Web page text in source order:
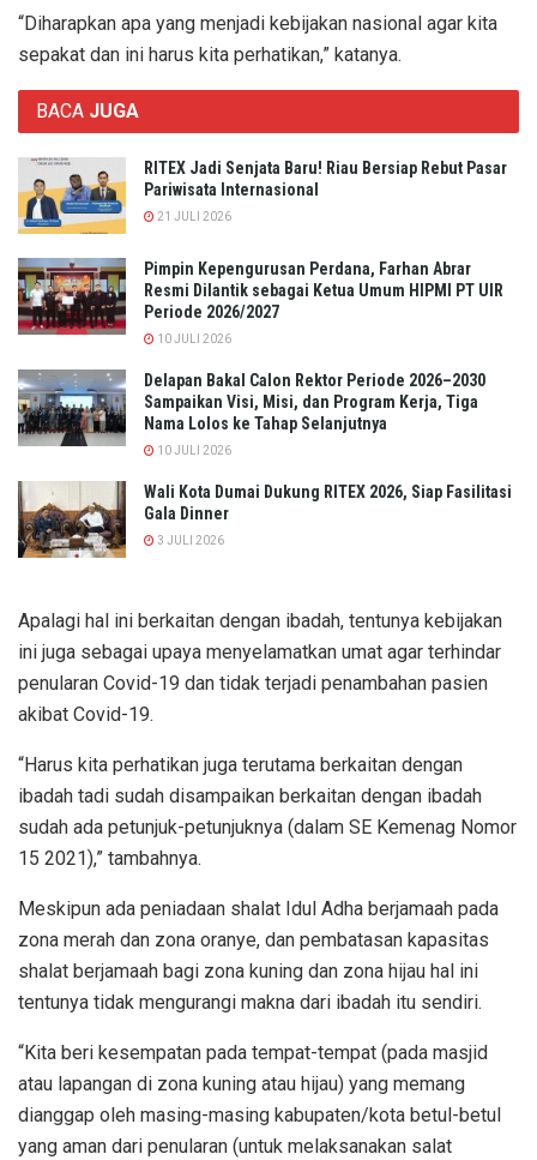
“Diharapkan apa yang menjadi kebijakan nasional agar kita
sepakat dan ini harus kita perhatikan,” katanya.
BACA JUGA
RITEX Jadi Senjata Baru! Riau Bersiap Rebut Pasar
Pariwisata Internasional
21 JULI 2026
Pimpin Kepengurusan Perdana, Farhan Abrar
Resmi Dilantik sebagai Ketua Umum HIPMI PT UIR
Periode 2026/2027
10 JULI 2026
Delapan Bakal Calon Rektor Periode 2026–2030
Sampaikan Visi, Misi, dan Program Kerja, Tiga
Nama Lolos ke Tahap Selanjutnya
10 JULI 2026
Wali Kota Dumai Dukung RITEX 2026, Siap Fasilitasi
Gala Dinner
3 JULI 2026
Apalagi hal ini berkaitan dengan ibadah, tentunya kebijakan
ini juga sebagai upaya menyelamatkan umat agar terhindar
penularan Covid-19 dan tidak terjadi penambahan pasien
akibat Covid-19.
“Harus kita perhatikan juga terutama berkaitan dengan
ibadah tadi sudah disampaikan berkaitan dengan ibadah
sudah ada petunjuk-petunjuknya (dalam SE Kemenag Nomor
15 2021),” tambahnya.
Meskipun ada peniadaan shalat Idul Adha berjamaah pada
zona merah dan zona oranye, dan pembatasan kapasitas
shalat berjamaah bagi zona kuning dan zona hijau hal ini
tentunya tidak mengurangi makna dari ibadah itu sendiri.
“Kita beri kesempatan pada tempat-tempat (pada masjid
atau lapangan di zona kuning atau hijau) yang memang
dianggap oleh masing-masing kabupaten/kota betul-betul
yang aman dari penularan (untuk melaksanakan salat